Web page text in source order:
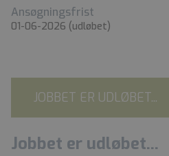
Ansøgningsfrist
01-06-2026 (udløbet)
JOBBET ER UDLØBET...
Jobbet er udløbet...